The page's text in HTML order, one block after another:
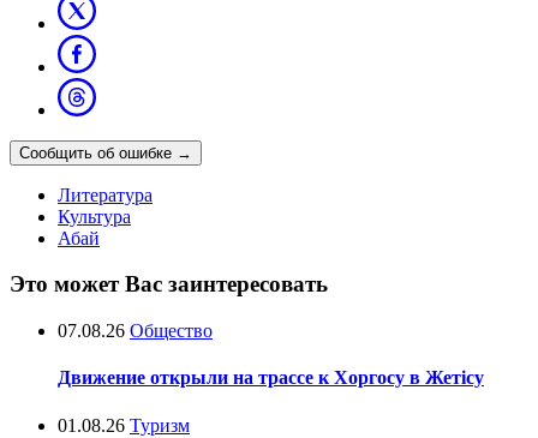
Сообщить об ошибке →
Литература
Культура
Абай
Это может Вас заинтересовать
07.08.26 Общество
Движение открыли на трассе к Хоргосу в Жетісу
01.08.26 Туризм